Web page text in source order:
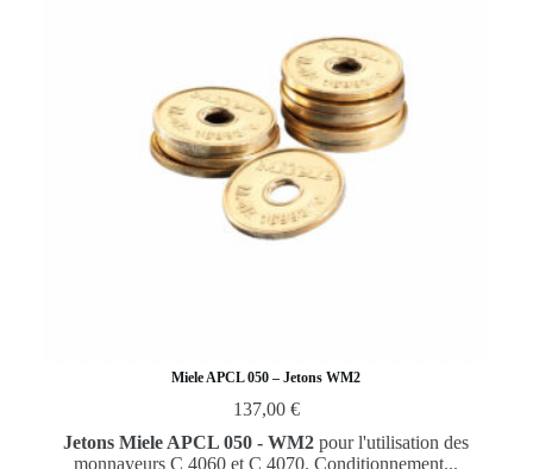
Miele APCL 050 – Jetons WM2
137,00 €
Jetons Miele APCL 050 - WM2 pour l'utilisation des
monnayeurs C 4060 et C 4070. Conditionnement...